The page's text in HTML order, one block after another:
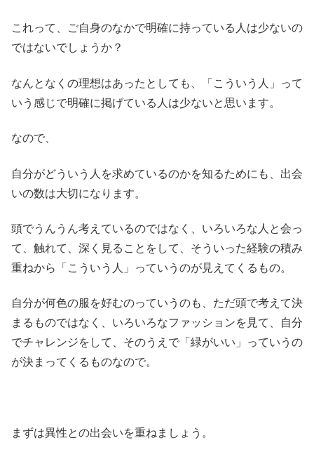
これって、ご自身のなかで明確に持っている人は少ないの
ではないでしょうか？
なんとなくの理想はあったとしても、「こういう人」って
いう感じで明確に掲げている人は少ないと思います。
なので、
自分がどういう人を求めているのかを知るためにも、出会
いの数は大切になります。
頭でうんうん考えているのではなく、いろいろな人と会っ
て、触れて、深く見ることをして、そういった経験の積み
重ねから「こういう人」っていうのが見えてくるもの。
自分が何色の服を好むのっていうのも、ただ頭で考えて決
まるものではなく、いろいろなファッションを見て、自分
でチャレンジをして、そのうえで「緑がいい」っていうの
が決まってくるものなので。
まずは異性との出会いを重ねましょう。